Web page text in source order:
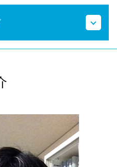
すく
見
後見